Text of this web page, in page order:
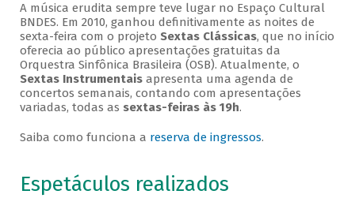
A música erudita sempre teve lugar no Espaço Cultural
BNDES. Em 2010, ganhou definitivamente as noites de
sexta-feira com o projeto Sextas Clássicas, que no início
oferecia ao público apresentações gratuitas da
Orquestra Sinfônica Brasileira (OSB). Atualmente, o
Sextas Instrumentaisapresenta uma agenda de
concertos semanais, contando com apresentações
variadas, todas as sextas-feiras às 19h.
Saiba como funciona a reserva de ingressos.
Espetáculos realizados